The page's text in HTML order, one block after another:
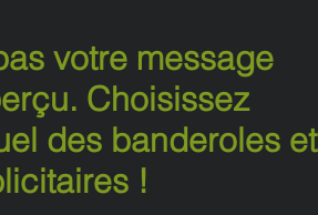
votre message
Choisissez
des banderoles et
!